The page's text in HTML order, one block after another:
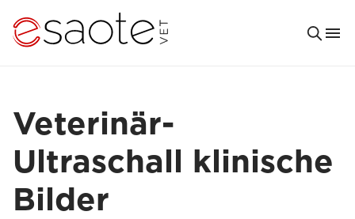
Veterinär-
Ultraschall klinische
Bilder